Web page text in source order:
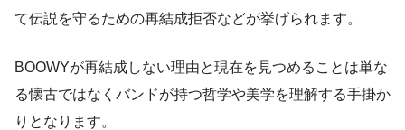
て伝説を守るための再結成拒否などが挙げられます。
BOOWYが再結成しない理由と現在を見つめることは単な
る懐古ではなくバンドが持つ哲学や美学を理解する手掛か
りとなります。